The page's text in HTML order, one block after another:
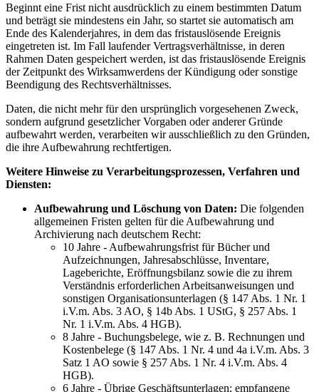
Beginnt eine Frist nicht ausdrücklich zu einem bestimmten Datum
und beträgt sie mindestens ein Jahr, so startet sie automatisch am
Ende des Kalenderjahres, in dem das fristauslösende Ereignis
eingetreten ist. Im Fall laufender Vertragsverhältnisse, in deren
Rahmen Daten gespeichert werden, ist das fristauslösende Ereignis
der Zeitpunkt des Wirksamwerdens der Kündigung oder sonstige
Beendigung des Rechtsverhältnisses.
Daten, die nicht mehr für den ursprünglich vorgesehenen Zweck,
sondern aufgrund gesetzlicher Vorgaben oder anderer Gründe
aufbewahrt werden, verarbeiten wir ausschließlich zu den Gründen,
die ihre Aufbewahrung rechtfertigen.
Weitere Hinweise zu Verarbeitungsprozessen, Verfahren und
Diensten:
Aufbewahrung und Löschung von Daten: Die folgenden
allgemeinen Fristen gelten für die Aufbewahrung und
Archivierung nach deutschem Recht:
10 Jahre - Aufbewahrungsfrist für Bücher und
Aufzeichnungen, Jahresabschlüsse, Inventare,
Lageberichte, Eröffnungsbilanz sowie die zu ihrem
Verständnis erforderlichen Arbeitsanweisungen und
sonstigen Organisationsunterlagen (§ 147 Abs. 1 Nr. 1
i.V.m. Abs. 3 AO, § 14b Abs. 1 UStG, § 257 Abs. 1
Nr. 1 i.V.m. Abs. 4 HGB).
8 Jahre - Buchungsbelege, wie z. B. Rechnungen und
Kostenbelege (§ 147 Abs. 1 Nr. 4 und 4a i.V.m. Abs. 3
Satz 1 AO sowie § 257 Abs. 1 Nr. 4 i.V.m. Abs. 4
HGB).
6 Jahre - Übrige Geschäftsunterlagen: empfangene